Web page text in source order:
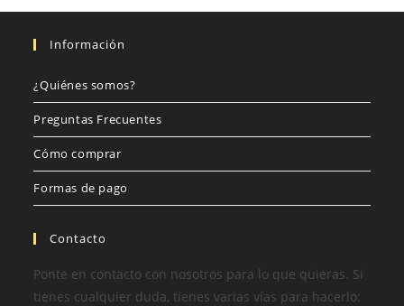
Información
¿Quiénes somos?
Preguntas Frecuentes
Cómo comprar
Formas de pago
Contacto
Ponte en contacto con nosotros para lo que quieras. Si
tienes cualquier duda, tienes varias vías para hacerlo: